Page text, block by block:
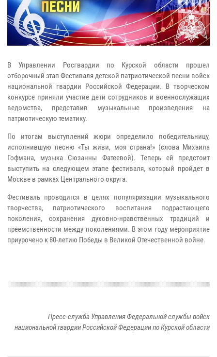
В Управлении Росгвардии по Курской области прошел
отборочный этап Фестиваля детской патриотической песни войск
национальной гвардии Российской Федерации. В творческом
конкурсе приняли участие дети сотрудников и военнослужащих
ведомства, представив музыкальные произведения на
патриотическую тематику.
По итогам выступлений жюри определило победительницу,
исполнившую песню «Ты живи, моя страна!» (слова Михаила
Гофмана, музыка Сюзанны Фатеевой). Теперь ей предстоит
выступить на следующем этапе фестиваля, который пройдет в
Москве в рамках Центрального округа.
Фестиваль проводится в целях популяризации музыкального
творчества, патриотического воспитания подрастающего
поколения, сохранения духовно-нравственных традиций и
преемственности между поколениями. В этом году мероприятие
приурочено к 80-летию Победы в Великой Отечественной войне.
Пресс-служба Управления Федеральной службы войск
национальной гвардии Российской Федерации по Курской области